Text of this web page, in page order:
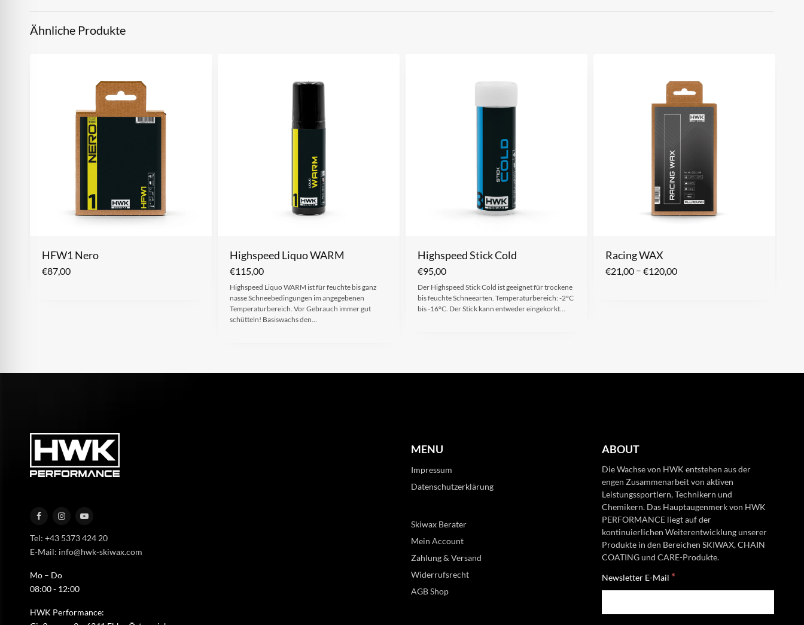
Ähnliche Produkte
HFW1 Nero
€87,00
Highspeed Liquo WARM
€115,00
Highspeed Liquo WARM ist für feuchte bis ganz
nasse Schneebedingungen im angegebenen
Temperaturbereich. Vor Gebrauch immer gut
schütteln! Basiswachs den…
Highspeed Stick Cold
€95,00
Der Highspeed Stick Cold ist geeignet für trockene
bis feuchte Schneearten. Temperaturbereich: -2°C
bis -16°C. Der Stick kann entweder eingekorkt…
Racing WAX
€21,00 – €120,00
Tel: +43 5373 424 20
E-Mail: info@hwk-skiwax.com
Mo – Do
08:00 - 12:00
HWK Performance:
MENU
Impressum
Datenschutzerklärung
Skiwax Berater
Mein Account
Zahlung & Versand
Widerrufsrecht
AGB Shop
ABOUT
Die Wachse von HWK entstehen aus der
engen Zusammenarbeit von aktiven
Leistungssportlern, Technikern und
Chemikern. Das Hauptaugenmerk von HWK
PERFORMANCE liegt auf der
kontinuierlichen Weiterentwicklung unserer
Produkte in den Bereichen SKIWAX, CHAIN
COATING und CARE-Produkte.
Newsletter E-Mail *